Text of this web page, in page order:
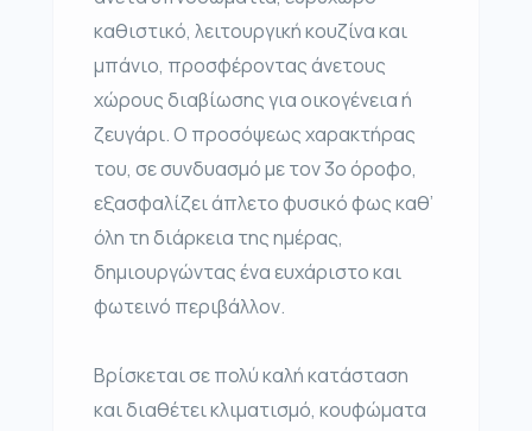
καθιστικό, λειτουργική κουζίνα και
μπάνιο, προσφέροντας άνετους
χώρους διαβίωσης για οικογένεια ή
ζευγάρι. Ο προσόψεως χαρακτήρας
του, σε συνδυασμό με τον 3ο όροφο,
εξασφαλίζει άπλετο φυσικό φως καθ’
όλη τη διάρκεια της ημέρας,
δημιουργώντας ένα ευχάριστο και
φωτεινό περιβάλλον.
Βρίσκεται σε πολύ καλή κατάσταση
και διαθέτει κλιματισμό, κουφώματα